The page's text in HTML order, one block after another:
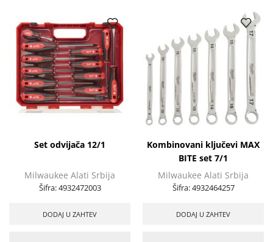
Set odvijača 12/1
Milwaukee Alati Srbija
Šifra:4932472003
DODAJ U ZAHTEV
Kombinovani ključevi MAX
BITE set 7/1
Milwaukee Alati Srbija
Šifra:4932464257
DODAJ U ZAHTEV